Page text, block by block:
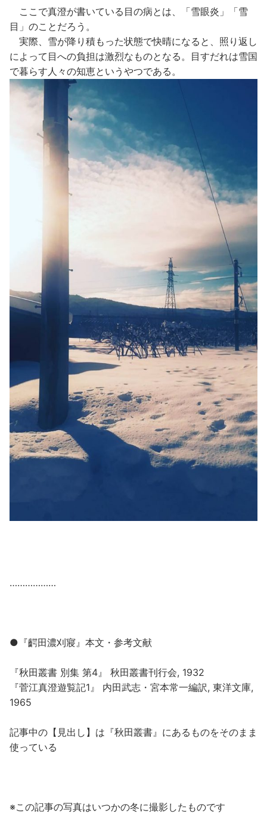
ここで真澄が書いている目の病とは、「雪眼炎」「雪
目」のことだろう。
実際、雪が降り積もった状態で快晴になると、照り返し
によって目への負担は激烈なものとなる。目すだれは雪国
で暮らす人々の知恵というやつである。
………………
●『齶田濃刈寢』本文・参考文献
『秋田叢書 別集 第4』 秋田叢書刊行会, 1932
『菅江真澄遊覧記1』 内田武志・宮本常一編訳, 東洋文庫,
1965
記事中の【見出し】は『秋田叢書』にあるものをそのまま
使っている
※この記事の写真はいつかの冬に撮影したものです